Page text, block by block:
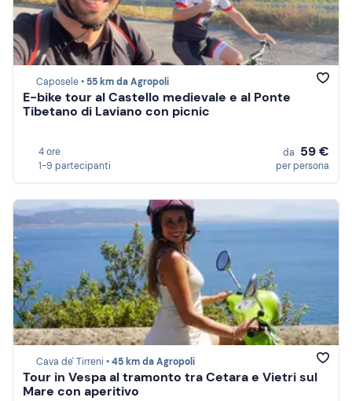
Caposele • 55 km da Agropoli
E-bike tour al Castello medievale e al Ponte
Tibetano di Laviano con picnic
4 ore
1-9 partecipanti
da 59 €
per persona
Cava de' Tirreni •45 km da Agropoli
Tour in Vespa al tramonto tra Cetara e Vietri sul
Mare con aperitivo